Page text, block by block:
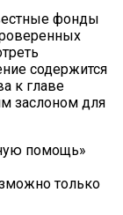
фонды
содержится
к главе
заслоном для
помощь»
только